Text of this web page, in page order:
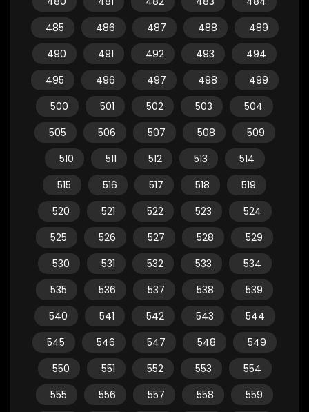
485
486 487 488
489
490
491 492 493
494
495
496 497 498
499
500
501 502 503
504
505
506 507 508
509
510
511 512 513
514
515
516 517 518
519
520
521 522 523
524
525
526 527 528
529
530
531 532 533
534
535
536 537 538
539
540
541 542 543
544
545
546 547 548
549
550
551 552 553
554
555
556 557 558
559